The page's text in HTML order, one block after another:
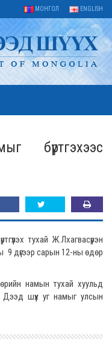
МОНГОЛ ENGLISH
бүртгэхээс
тухай Ж.Лхагвасүрэн
9 дүгээр сарын 12-ны өдөр
намын тухай хуульд
Дээд шүүх уг намыг улсын